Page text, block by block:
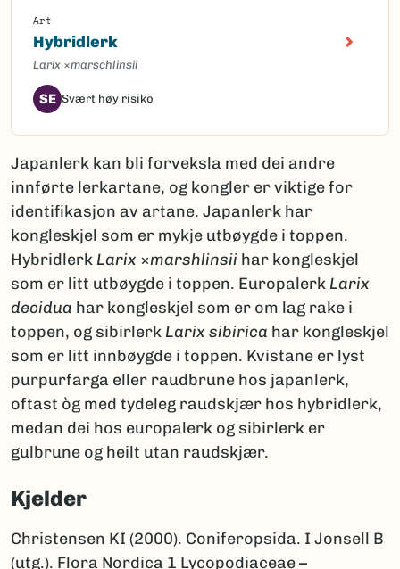
Art
Hybridlerk
Larix ×marschlinsii
SE Svært høy risiko
Japanlerk kan bli forveksla med dei andre
innførte lerkartane, og kongler er viktige for
identifikasjon av artane. Japanlerk har
kongleskjel som er mykje utbøygde i toppen.
Hybridlerk Larix ×marshlinsii har kongleskjel
som er litt utbøygde i toppen. Europalerk Larix
decidua har kongleskjel som er om lag rake i
toppen, og sibirlerk Larix sibirica har kongleskjel
som er litt innbøygde i toppen. Kvistane er lyst
purpurfarga eller raudbrune hos japanlerk,
oftast òg med tydeleg raudskjær hos hybridlerk,
medan dei hos europalerk og sibirlerk er
gulbrune og heilt utan raudskjær.
Kjelder
Christensen KI (2000). Coniferopsida. I Jonsell B
(utg.). Flora Nordica 1 Lycopodiaceae –